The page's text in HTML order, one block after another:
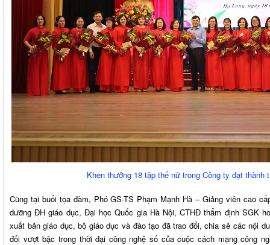
Khen thưởng 18 tập thể nữ trong Công ty đạt thành
Cũng tại buổi tọa đàm, Phó GS-TS Phạm Mạnh Hà – Giảng viên cao
dưỡng ĐH giáo dục, Đại học Quốc gia Hà Nội, CTHĐ thẩm định SGK
xuất bản giáo dục, bộ giáo dục và đào tạo đã trao đổi, chia sẻ các nội
đổi vượt bậc trong thời đại công nghệ số của cuộc cách mạng công